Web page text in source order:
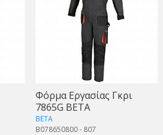
Φόρμα Εργασίας Γκρι
7865G BETA
BETA
B078650800 - 807